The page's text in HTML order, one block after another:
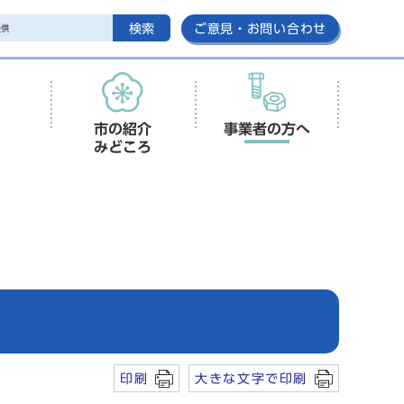
検索 ご意見・お問い合わせ
市の紹介
みどころ
事業者の方へ
印刷 大きな文字で印刷